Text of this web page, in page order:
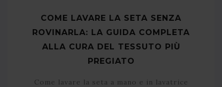
COME LAVARE LA SETA SENZA
ROVINARLA: LA GUIDA COMPLETA
ALLA CURA DEL TESSUTO PIÙ
PREGIATO
Come lavare la seta a mano e in lavatrice